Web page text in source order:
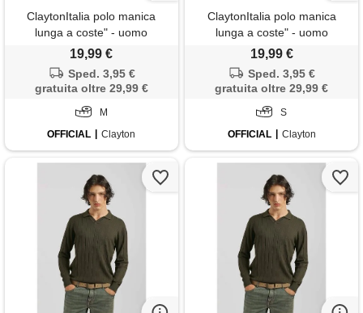
ClaytonItalia polo manica
lunga a coste" - uomo
19,99 €
Sped. 3,95 €
gratuita oltre 29,99 €
M
OFFICIAL
Clayton
ClaytonItalia polo manica
lunga a coste" - uomo
19,99 €
Sped. 3,95 €
gratuita oltre 29,99 €
S
OFFICIAL
Clayton